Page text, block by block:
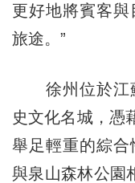
更好地將賓客
旅途。”
徐州位於江
史文化名城，憑
舉足輕重的綜
與泉山森林公園